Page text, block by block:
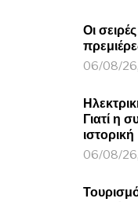
Οι
06/08/
Γιατί η
ιστορική
06/08/